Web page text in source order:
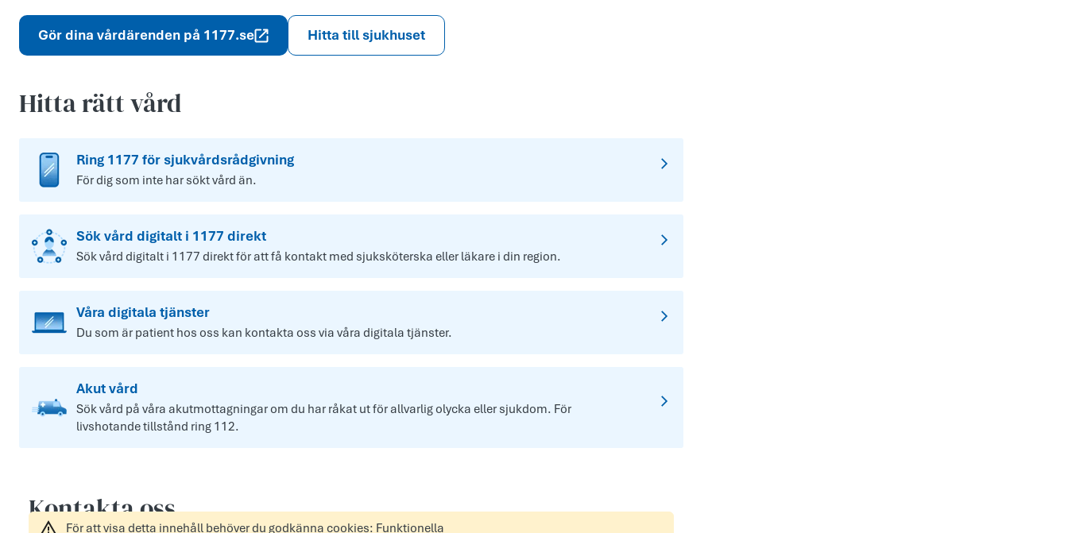
Gör dina vårdärenden på 1177.se Hitta till sjukhuset
Hitta rätt vård
Ring 1177 för sjukvårdsrådgivning
För dig som inte har sökt vård än.
Sök vård digitalt i 1177 direkt
Sök vård digitalt i 1177 direkt för att få kontakt med sjuksköterska eller läkare i din region.
Våra digitala tjänster
Du som är patient hos oss kan kontakta oss via våra digitala tjänster.
Akut vård
Sök vård på våra akutmottagningar om du har råkat ut för allvarlig olycka eller sjukdom. För
livshotande tillstånd ring 112.
Kontakta oss
För att visa detta innehåll behöver du godkänna cookies: Funktionella